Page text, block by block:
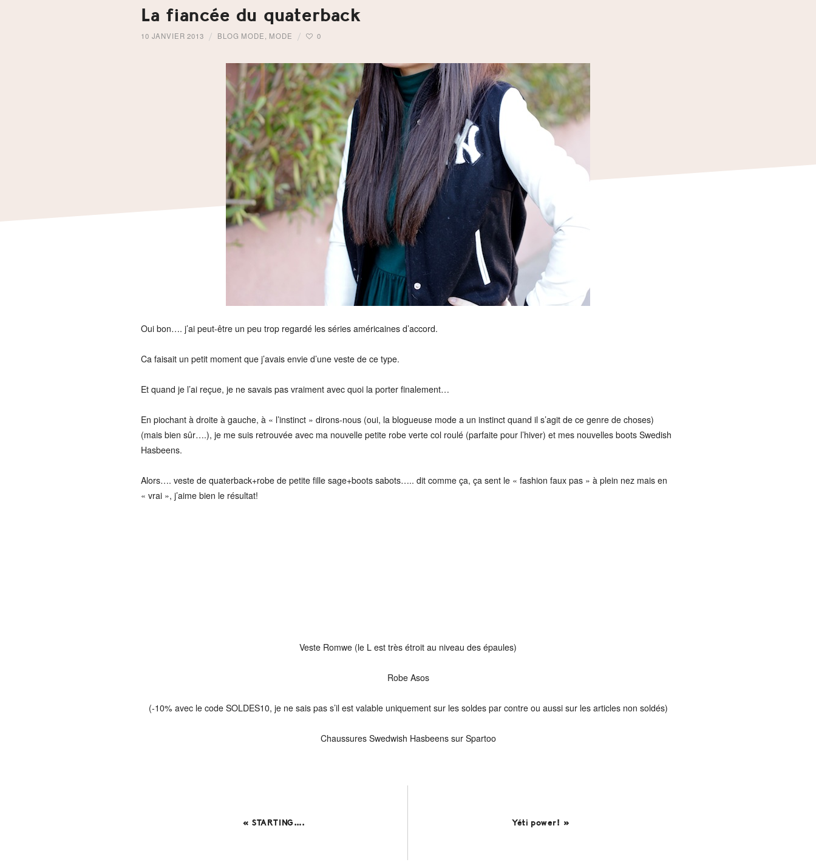
La fiancée du quaterback
10 JANVIER 2013 BLOG MODE MODE 0
Oui bon…. j’ai peut-être un peu trop regardé les séries américaines d’accord.
Ca faisait un petit moment que j’avais envie d’une veste de ce type.
Et quand je l’ai reçue, je ne savais pas vraiment avec quoi la porter finalement…
En piochant à droite à gauche, à « l’instinct » dirons-nous (oui, la blogueuse mode a un instinct quand il s’agit de ce genre de choses)
(mais bien sûr….), je me suis retrouvée avec ma nouvelle petite robe verte col roulé (parfaite pour l’hiver) et mes nouvelles boots Swedish
Hasbeens.
Alors…. veste de quaterback+robe de petite fille sage+boots sabots….. dit comme ça, ça sent le « fashion faux pas » à plein nez mais en
« vrai », j’aime bien le résultat!
Veste Romwe (le L est très étroit au niveau des épaules)
Robe Asos
(-10% avec le code SOLDES10, je ne sais pas s’il est valable uniquement sur les soldes par contre ou aussi sur les articles non soldés)
Chaussures Swedwish Hasbeens sur Spartoo
« STARTING…. Yéti power! »